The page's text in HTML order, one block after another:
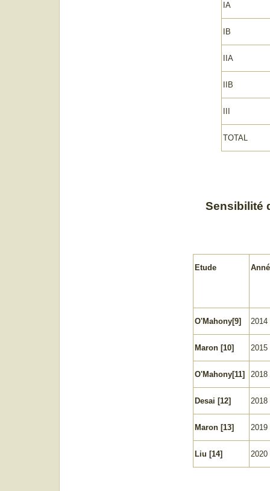
IA
IB
IIA
IIB
TOTAL
Sensibilité
Etude
O'Mahony[9] 2014
Maron [10] 2015
O'Mahony[11] 2018
Desai [12] 2018
Maron [13] 2019
Liu [14] 2020